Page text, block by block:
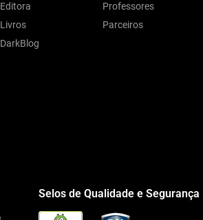
Editora
Livros
DarkBlog
Professores
Parceiros
Selos de Qualidade e Segurança